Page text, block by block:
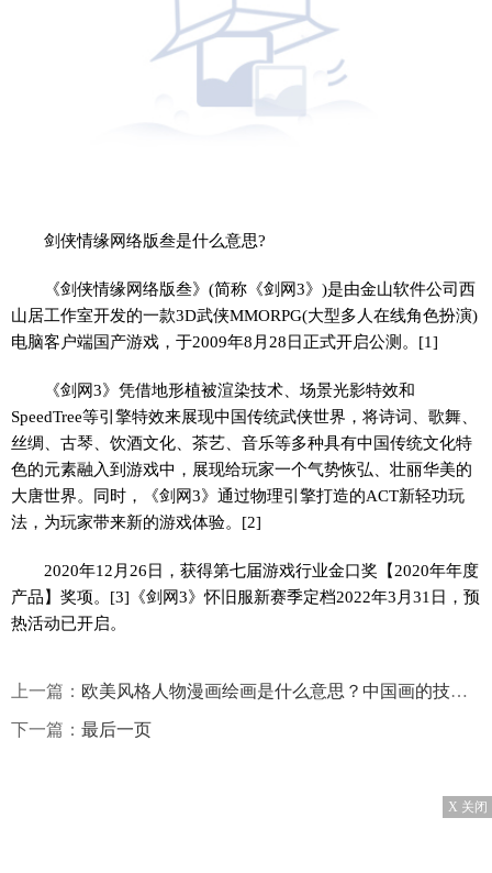
剑侠情缘网络版叁是什么意思?
《剑侠情缘网络版叁》(简称《剑网3》)是由金山软件公司西
山居工作室开发的一款3D武侠MMORPG(大型多人在线角色扮演)
电脑客户端国产游戏，于2009年8月28日正式开启公测。[1]
《剑网3》凭借地形植被渲染技术、场景光影特效和
SpeedTree等引擎特效来展现中国传统武侠世界，将诗词、歌舞、
丝绸、古琴、饮酒文化、茶艺、音乐等多种具有中国传统文化特
色的元素融入到游戏中，展现给玩家一个气势恢弘、壮丽华美的
大唐世界。同时，《剑网3》通过物理引擎打造的ACT新轻功玩
法，为玩家带来新的游戏体验。[2]
2020年12月26日，获得第七届游戏行业金口奖【2020年年度
产品】奖项。[3]《剑网3》怀旧服新赛季定档2022年3月31日，预
热活动已开启。
上一篇： 欧美风格人物漫画绘画是什么意思？中国画的技法是什么？
下一篇： 最后一页
X 关闭